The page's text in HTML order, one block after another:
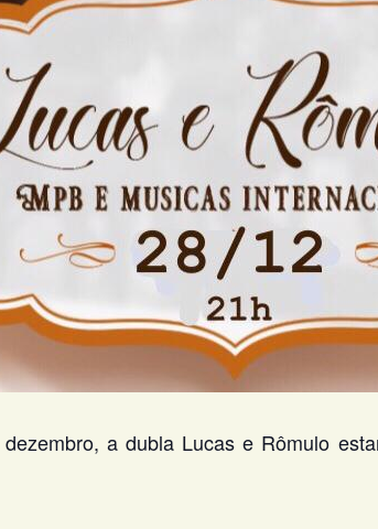
a dubla Lucas e Rômulo